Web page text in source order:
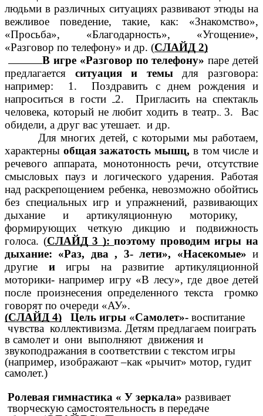
людьми в различных ситуациях развивают этюды на
вежливое поведение, такие, как: «Знакомство»,
«Просьба», «Благодарность», «Угощение»,
«Разговор по телефону» и др. (СЛАЙД 2)
В игре «Разговор по телефону»паре детей
предлагается ситуация и темыдля разговора:
например: 1. Поздравить с днем рождения и
напроситься в гости
2. Пригласить на спектакль
человека, который не любит ходить в театр. 3. Вас
обидели, а друг вас утешает. и др.
Для многих детей, с которыми мы работаем,
характерны общая зажатость мышц, в том числе и
речевого аппарата, монотонность речи, отсутствие
смысловых пауз и логического ударения. Работая
над раскрепощением ребенка, невозможно обойтись
без специальных игр и упражнений, развивающих
дыхание и артикуляционную моторику,
формирующих четкую дикцию и подвижность
голоса. (СЛАЙД 3 ):поэтому проводим игры на
дыхание: «Раз, два , 3- лети», «Насекомые» и
другие иигры на развитие артикуляционной
моторики- например игру «В лесу», где двое детей
после произнесения определенного текста громко
говорят по очереди «АУ».
(СЛАЙД 4) Цель игры «Самолет»- воспитание
чувства коллективизма. Детям предлагаем поиграть
в самолет и они выполняют движения и
звукоподражания в соответствии с текстом игры
(например, изображают –как «рычит» мотор, гудит
самолет.)
Ролевая гимнастика « У зеркала» развивает
творческую самостоятельность в передаче